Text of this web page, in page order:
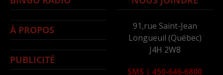
À PROPOS
PUBLICITÉ
91,rue Saint-Jean
Longueuil (Québec)
J4H 2W8
SMS | 450-646-6800